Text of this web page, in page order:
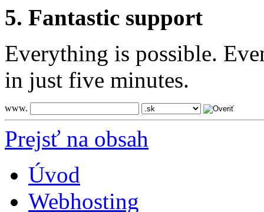
5. Fantastic support
Everything is possible.
in just five minutes.
www.
Prejsť na obsah
Úvod
Webhosting